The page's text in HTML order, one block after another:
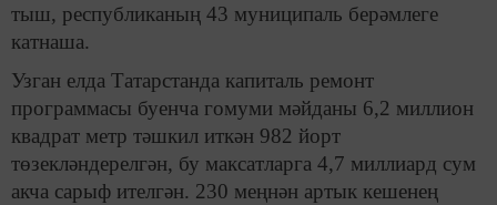
тыш, республиканың 43 муниципаль берәмлеге
катнаша.
Узган елда Татарстанда капиталь ремонт
программасы буенча гомуми мәйданы 6,2 миллион
квадрат метр тәшкил иткән 982 йорт
төзекләндерелгән, бу максатларга 4,7 миллиард сум
акча сарыф ителгән. 230 меңнән артык кешенең